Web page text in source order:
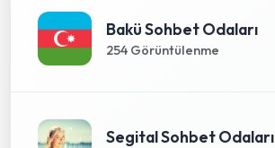
Bakü Sohbet Odaları
254 Görüntülenme
Segital Sohbet Odaları